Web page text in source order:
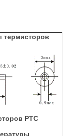
термисторов
PTC